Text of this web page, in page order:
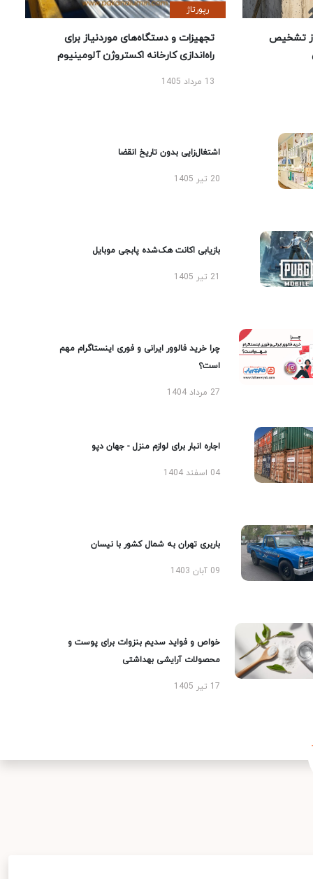
تشخیص
رپورتاژ
تجهیزات و دستگاه‌های موردنیاز برای
راه‌اندازی کارخانه اکستروژن آلومینیوم
13 مرداد 1405
اشتغال‌زایی بدون تاریخ انقضا
20 تیر 1405
بازیابی اکانت هک‌شده پابجی موبایل
چرا خرید فالوور ایرانی و فوری اینستاگرام مهم
است؟
27 مرداد 1404
اجاره انبار برای لوازم منزل - جهان دپو
04 اسفند 1404
باربری تهران به شمال کشور با نیسان
09 آبان 1403
خواص و فواید سدیم بنزوات برای پوست و
محصولات آرایشی بهداشتی
17 تیر 1405